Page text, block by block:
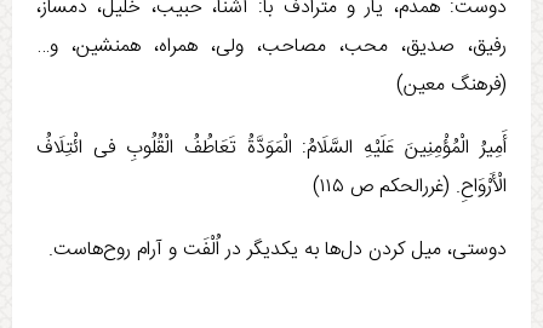
دوست: همدم، یار و مترادف با: آشنا، حبيب، خليل، دمساز،
رفيق، صديق، محب، مصاحب، ولی، همراه، همنشين، و…
(فرهنگ معین)
أَمِيرُ الْمُؤْمِنِينَ عَلَيْهِ السَّلَامُ: الْمَوَدَّةُ تَعَاطُفُ‏ الْقُلُوبِ‏ فی ائْتِلَافُ
الْأَرْوَاحِ. (غررالحکم ص ۱۱۵)
دوستی، ميل كردن دل‌ها به يكديگر در اُلْفَت و آرام روح‌هاست.